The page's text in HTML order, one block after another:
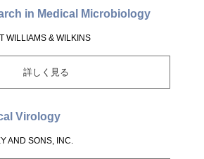
in Medical Microbiology
WILLIAMS & WILKINS
詳しく見る
Virology
AND SONS, INC.